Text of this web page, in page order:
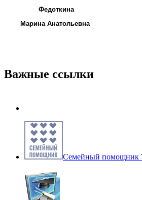
Федоткина
Марина Анатольевна
Важные ссылки
Семейный помощник